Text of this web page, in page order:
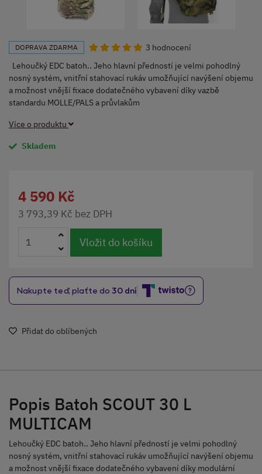
DOPRAVA ZDARMA
3 hodnocení
Lehoučký EDC batoh.. Jeho hlavní předností je velmi pohodlný
nosný systém, vnitřní stahovací rukáv umožňující navýšení objemu
a možnost vnější fixace dodatečného vybavení díky vazbě
standardu MOLLE/PALS a průvlakům
Více o produktu
Skladem
4 590 Kč
3 793,39 Kč bez DPH
Vložit do košíku
Přidat do oblíbených
Popis Batoh SCOUT 30 L
MULTICAM
Lehoučký EDC batoh.. Jeho hlavní předností je velmi pohodlný
nosný systém, vnitřní stahovací rukáv umožňující navýšení objemu
a možnost vnější fixace dodatečného vybavení díky modulární